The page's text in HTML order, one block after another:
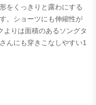
をくっきりと露わにする
。ショーツにも伸縮性が
よりは面積のあるソングタ
んにも穿きこなしやすい1